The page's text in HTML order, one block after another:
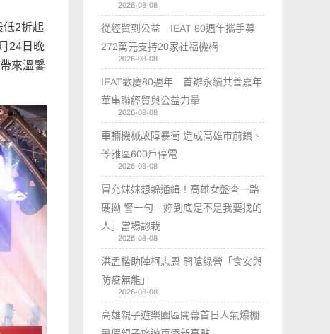
低2折起
24日晚
來溫馨
2026-08-08
從經貿到公益 IEAT 80週年攜手募
272萬元支持20家社福機構
2026-08-08
IEAT歡慶80週年 首辦永續共善嘉年
華串聯經貿與公益力量
2026-08-08
車輛機械故障暴衝 造成高雄市前鎮、
苓雅區600戶停電
2026-08-08
冒充妹妹想躲通緝！高雄女盤查一路
硬拗 警一句「妳到底是不是我要找的
人」當場認栽
2026-08-08
洪孟楷助陣柯志恩 開嗆綠營「食安與
防疫無能」
2026-08-08
高雄親子遊樂園區開幕首日人氣爆棚